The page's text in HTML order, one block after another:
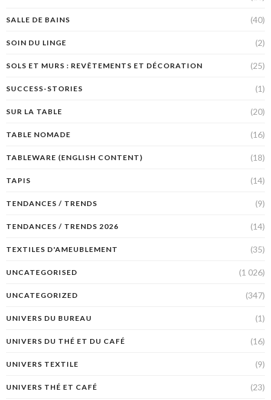
SALLE DE BAINS (40)
SOIN DU LINGE (2)
SOLS ET MURS : REVÊTEMENTS ET DÉCORATION (25)
SUCCESS-STORIES (1)
SUR LA TABLE (20)
TABLE NOMADE (16)
TABLEWARE (ENGLISH CONTENT) (18)
TAPIS (14)
TENDANCES / TRENDS (9)
TENDANCES / TRENDS 2026 (14)
TEXTILES D'AMEUBLEMENT (35)
UNCATEGORISED (1 026)
UNCATEGORIZED (347)
UNIVERS DU BUREAU (1)
UNIVERS DU THÉ ET DU CAFÉ (16)
UNIVERS TEXTILE (9)
UNIVERS THÉ ET CAFÉ (23)